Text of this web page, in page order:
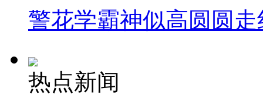
警花学霸神似高圆圆走
热点新闻